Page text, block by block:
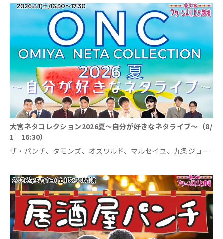
大宮ネタコレクション2026夏～自分が好きなネタライブ～（8/
1 16:30）
ザ・パンチ、タモンズ、オズワルド、マルセイユ、九条ジョー